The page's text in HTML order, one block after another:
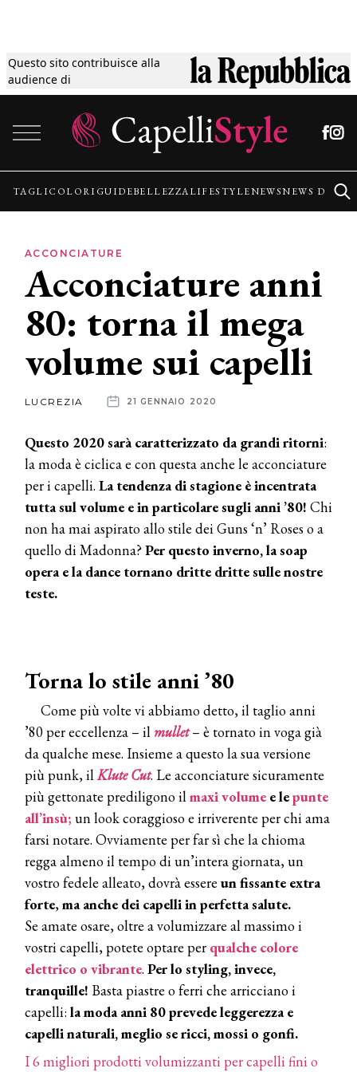
Questo sito contribuisce alla
audience di
Tagli
Colori
Guide
Lifestyle
News
News
aziende
TAGLICOLORI GUIDEBELLEZZALIFESTYLENEWSNEWS
ACCONCIATURE
Acconciature anni
80: torna il mega
volume sui capelli
LUCREZIA 21 GENNAIO 2020
Questo 2020 sarà caratterizzato da grandi ritorni:
la moda è ciclica e con questa anche le acconciature
per i capelli. La tendenza di stagione è incentrata
tutta sul volume e in particolare sugli anni ’80! Chi
non ha mai aspirato allo stile dei Guns ‘n’ Roses o a
quello di Madonna?Per questo inverno, la soap
opera e la dance tornano dritte dritte sulle nostre
teste.
Torna lo stile anni ’80
Come più volte vi abbiamo detto, il taglio anni
’80 per eccellenza – il mullet– è tornato in voga già
da qualche mese. Insieme a questo la sua versione
più punk, ilKlute Cut. Le acconciature sicuramente
più gettonate prediligono ilmaxi volume e lepunte
all’insù; un look coraggioso e irriverente per chi ama
farsi notare. Ovviamente per far sì che la chioma
regga almeno il tempo di un’intera giornata, un
vostro fedele alleato, dovrà essere un fissante extra
forte,ma anche dei capelli in perfetta salute.
Se amate osare, oltre a volumizzare al massimo i
vostri capelli, potete optare per qualche colore
elettrico o vibrante. Per lo styling, invece,
tranquille! Basta piastre o ferri che arricciano i
capelli: la moda anni 80 prevede leggerezza e
capelli naturali, meglio se ricci, mossi o gonfi.
I 6 migliori prodotti volumizzanti per capelli fini o